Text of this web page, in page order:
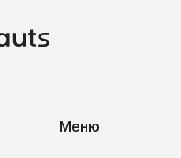
Меню